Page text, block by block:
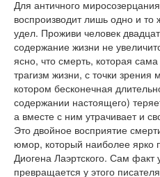
Для античного
воспроизводит лишь одно и
удел. Проживи человек
содержание жизни не
ясно, что смерть, которая
трагизм жизни, с точки зрения
котором бесконечная
содержании настоящего)
а вместе с ним утрачивает и
Это двойное восприятие
юмор, который наиболее ярко
Диогена Лаэртского. Сам
превращается у этого